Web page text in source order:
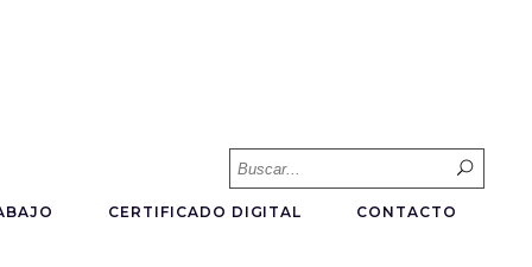
for:
CERTIFICADO DIGITAL CONTACTO